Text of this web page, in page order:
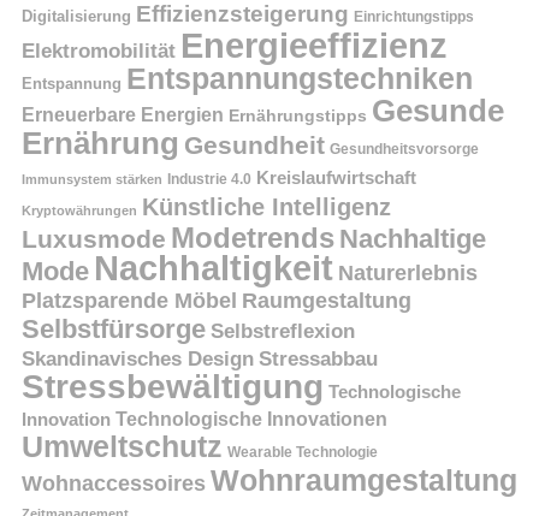
Digitalisierung Effizienzsteigerung Einrichtungstipps
Elektromobilität Energieeffizienz
Entspannung Entspannungstechniken
Erneuerbare Energien Ernährungstipps Gesunde
Ernährung Gesundheit Gesundheitsvorsorge
Immunsystem stärken Industrie 4.0 Kreislaufwirtschaft
Kryptowährungen Künstliche Intelligenz
Luxusmode Modetrends Nachhaltige
Mode Nachhaltigkeit Naturerlebnis
Platzsparende Möbel Raumgestaltung
Selbstfürsorge Selbstreflexion
Skandinavisches Design Stressabbau
Stressbewältigung Technologische
Innovation Technologische Innovationen
Umweltschutz Wearable Technologie
Wohnaccessoires Wohnraumgestaltung